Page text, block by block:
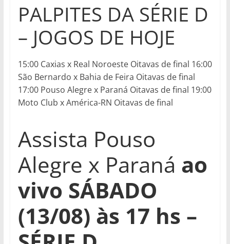
PALPITES DA SÉRIE D
– JOGOS DE HOJE
15:00 Caxias x Real Noroeste Oitavas de final 16:00
São Bernardo x Bahia de Feira Oitavas de final
17:00 Pouso Alegre x Paraná Oitavas de final 19:00
Moto Club x América-RN Oitavas de final
Assista Pouso
Alegre x Paraná ao
vivo SÁBADO
(13/08) às 17 hs –